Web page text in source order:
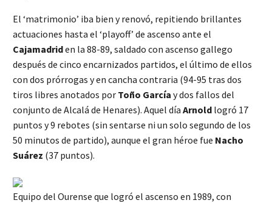
El ‘matrimonio’ iba bien y renovó, repitiendo brillantes
actuaciones hasta el ‘playoff’ de ascenso ante el
Cajamadriden la 88-89, saldado con ascenso gallego
después de cinco encarnizados partidos, el último de ellos
con dos prórrogas y en cancha contraria (94-95 tras dos
tiros libres anotados por Toño García y dos fallos del
conjunto de Alcalá de Henares). Aquel día Arnold logró 17
puntos y 9 rebotes (sin sentarse ni un solo segundo de los
50 minutos de partido), aunque el gran héroe fue Nacho
Suárez (37 puntos).
Equipo del Ourense que logró el ascenso en 1989, con